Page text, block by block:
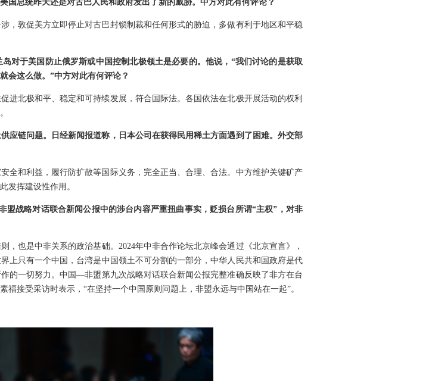
国总统昨天还是对古巴人民和政府发出了新的威胁。中方对此有何评论？
，敦促美方立即停止对古巴封锁制裁和任何形式的胁迫，多做有利于地区和平稳
对于美国防止俄罗斯或中国控制北极领土是必要的。他说，“我们讨论的是获取
会这么做。”中方对此有何评论？
进北极和平、稳定和可持续发展，符合国际法。各国依法在北极开展活动的权利
应链问题。日经新闻报道称，日本公司在获得民用稀土方面遇到了困难。外交部
全和利益，履行防扩散等国际义务，完全正当、合理、合法。中方维护关键矿产
发挥建设性作用。
盟战略对话联合新闻公报中的涉台内容严重扭曲事实，贬损台所谓“主权”，对非
，也是中非关系的政治基础。2024年中非合作论坛北京峰会通过《北京宣言》，
上只有一个中国，台湾是中国领土不可分割的一部分，中华人民共和国政府是代
的一切努力。中国—非盟第九次战略对话联合新闻公报完整准确反映了非方在台
接受采访时表示，“在坚持一个中国原则问题上，非盟永远与中国站在一起”。